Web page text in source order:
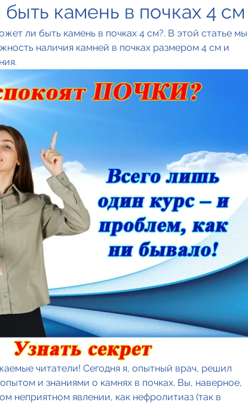
камень в почках 4 см
ли быть камень в почках 4 см?. В этой статье мы
наличия камней в почках размером 4 см и
читатели! Сегодня я, опытный врач, решил
и знаниями о камнях в почках. Вы, наверное,
неприятном явлении, как нефролитиаз (так в